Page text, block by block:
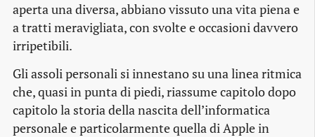
aperta una diversa, abbiano vissuto una vita piena e
a tratti meravigliata, con svolte e occasioni davvero
irripetibili.
Gli assoli personali si innestano su una linea ritmica
che, quasi in punta di piedi, riassume capitolo dopo
capitolo la storia della nascita dell’informatica
personale e particolarmente quella di Apple in